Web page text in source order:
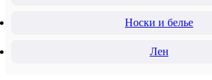
Носки и белье
Лен